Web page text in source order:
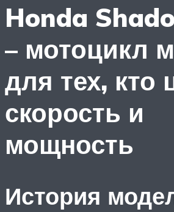
Honda
– мотоцикл
для тех, кто
скорость и
мощность
История